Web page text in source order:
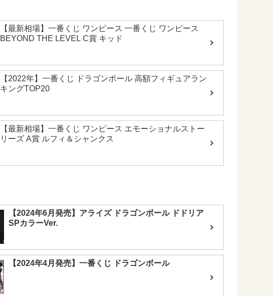
【最新相場】一番くじ ワンピース 一番くじ ワンピース
BEYOND THE LEVEL C賞 キッド
【2022年】一番くじ ドラゴンボール 高額フィギュアラン
キングTOP20
【最新相場】一番くじ ワンピース エモーショナルストー
リーズ A賞 ルフィ＆シャンクス
【2024年6月発売】アライズ ドラゴンボール ドドリア
SPカラーVer.
【2024年4月発売】一番くじ ドラゴンボール